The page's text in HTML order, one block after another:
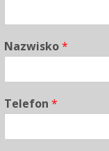
Kursy
Kontakt
Nazwisko*
Telefon *